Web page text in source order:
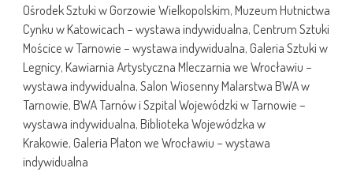
Ośrodek Sztuki w Gorzowie Wielkopolskim, Muzeum Hutnictwa
Cynku w Katowicach – wystawa indywidualna, Centrum Sztuki
Mościce w Tarnowie – wystawa indywidualna, Galeria Sztuki w
Legnicy, Kawiarnia Artystyczna Mleczarnia we Wrocławiu –
wystawa indywidualna, Salon Wiosenny Malarstwa BWA w
Tarnowie, BWA Tarnów i Szpital Wojewódzki w Tarnowie –
wystawa indywidualna, Biblioteka Wojewódzka w
Krakowie, Galeria Platon we Wrocławiu – wystawa
indywidualna